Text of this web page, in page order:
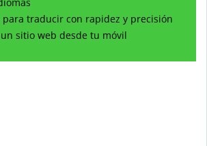
para traducir con rapidez y precisión
sitio web desde tu móvil